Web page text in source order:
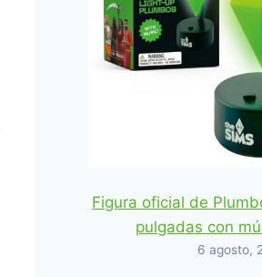
Figura oficial de
pulgadas con
6 agosto,